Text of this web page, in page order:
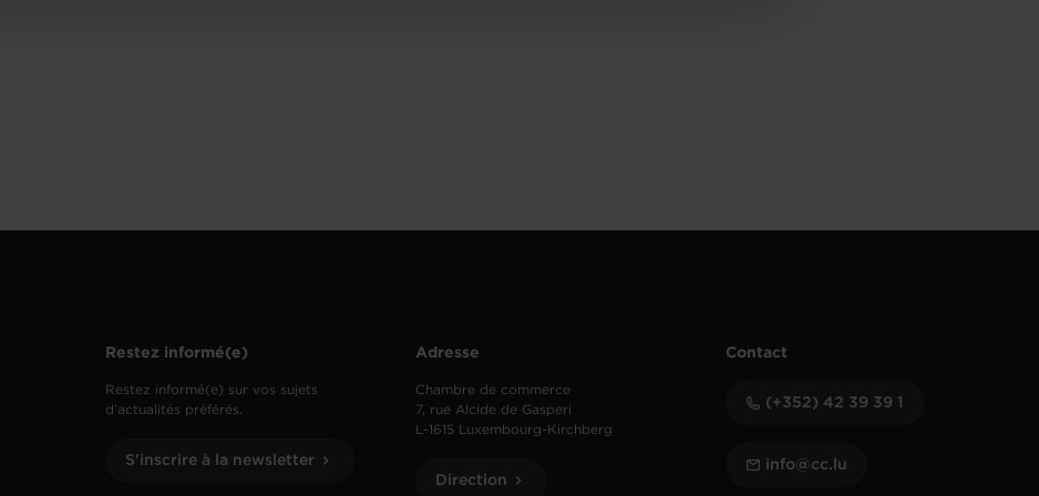
Restez informé(e)
Restez informé(e) sur vos sujets
d’actualités préférés.
S'inscrire à la newsletter
Adresse
Chambre de commerce
7, rue Alcide de Gasperi
L-1615 Luxembourg-Kirchberg
Direction
Contact
(+352) 42 39 39 1
info@cc.lu